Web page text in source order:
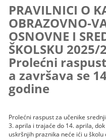
PRAVILNICI O
OBRAZOVNO-
OSNOVNE I
ŠKOLSKU
Prolećni
a završava se
godine
Prolećni raspust za učenike
3. aprila i trajaće do 14. aprila,
uskršnjih praznika neće ići u školu